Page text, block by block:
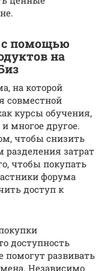
помощью
на
на которой
совместной
курсы обучения,
многое другое.
чтобы снизить
разделения затрат
чтобы покупать
форума
доступ к
доступность
развивать
Независимо